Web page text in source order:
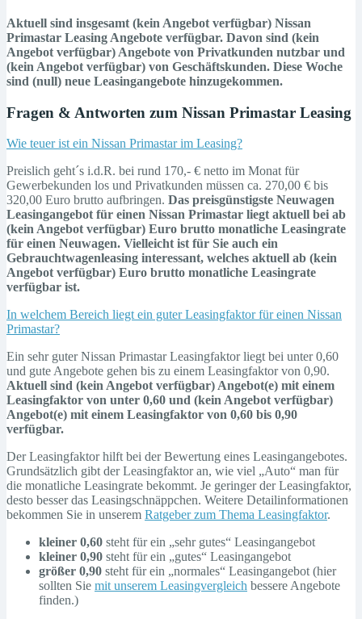
Aktuell sind insgesamt (kein Angebot verfügbar) Nissan
Primastar Leasing Angebote verfügbar. Davon sind (kein
Angebot verfügbar) Angebote von Privatkunden nutzbar und
(kein Angebot verfügbar) von Geschäftskunden. Diese Woche
sind (null) neue Leasingangebote hinzugekommen.
Fragen & Antworten zum Nissan Primastar Leasing
Wie teuer ist ein Nissan Primastar im Leasing?
Preislich geht´s i.d.R. bei rund 170,- € netto im Monat für
Gewerbekunden los und Privatkunden müssen ca. 270,00 € bis
320,00 Euro brutto aufbringen. Das preisgünstigste Neuwagen
Leasingangebot für einen Nissan Primastar liegt aktuell bei ab
(kein Angebot verfügbar) Euro brutto monatliche Leasingrate
für einen Neuwagen. Vielleicht ist für Sie auch ein
Gebrauchtwagenleasing interessant, welches aktuell ab (kein
Angebot verfügbar) Euro brutto monatliche Leasingrate
verfügbar ist.
In welchem Bereich liegt ein guter Leasingfaktor für einen Nissan
Primastar?
Ein sehr guter Nissan Primastar Leasingfaktor liegt bei unter 0,60
und gute Angebote gehen bis zu einem Leasingfaktor von 0,90.
Aktuell sind (kein Angebot verfügbar) Angebot(e) mit einem
Leasingfaktor von unter 0,60 und (kein Angebot verfügbar)
Angebot(e) mit einem Leasingfaktor von 0,60 bis 0,90
verfügbar.
Der Leasingfaktor hilft bei der Bewertung eines Leasingangebotes.
Grundsätzlich gibt der Leasingfaktor an, wie viel „Auto“ man für
die monatliche Leasingrate bekommt. Je geringer der Leasingfaktor,
desto besser das Leasingschnäppchen. Weitere Detailinformationen
bekommen Sie in unserem Ratgeber zum Thema Leasingfaktor.
kleiner 0,60 steht für ein „sehr gutes“ Leasingangebot
kleiner 0,90 steht für ein „gutes“ Leasingangebot
größer 0,90 steht für ein „normales“ Leasingangebot (hier
sollten Sie mit unserem Leasingvergleich bessere Angebote
finden.)